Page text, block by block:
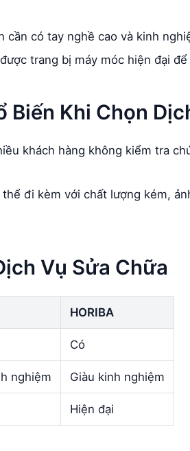
cần có tay nghề cao và kinh
trang bị máy móc hiện đại
Biến Khi Chọn
khách hàng không kiểm tra
thể đi kèm với chất lượng kém,
Vụ Sửa Chữa
HORIBA
Có
nghiệm Giàu kinh nghiệm
Hiện đại